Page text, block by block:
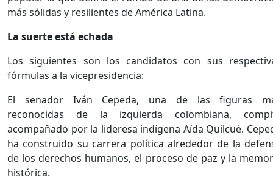
más sólidas y resilientes de América Latina.
La suerte está echada
Los siguientes son los candidatos con sus
fórmulas a la vicepresidencia:
El senador Iván Cepeda, una de las figuras
reconocidas de la izquierda colombiana,
acompañado por la lideresa indígena Aída Quilcué.
ha construido su carrera política alrededor de la
de los derechos humanos, el proceso de paz y la
histórica.